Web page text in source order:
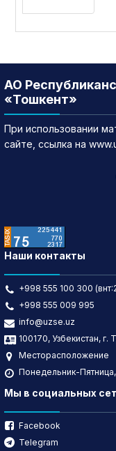
АО
«Тошкент»
При использовании
сайте, ссылка на
Наши контакты
+998 555 100 300
+998 555 009 995
info@uzse.uz
100170, Узбекистан, г.
Месторасположение
Понедельник-
Мы в социальных
Facebook
Telegram